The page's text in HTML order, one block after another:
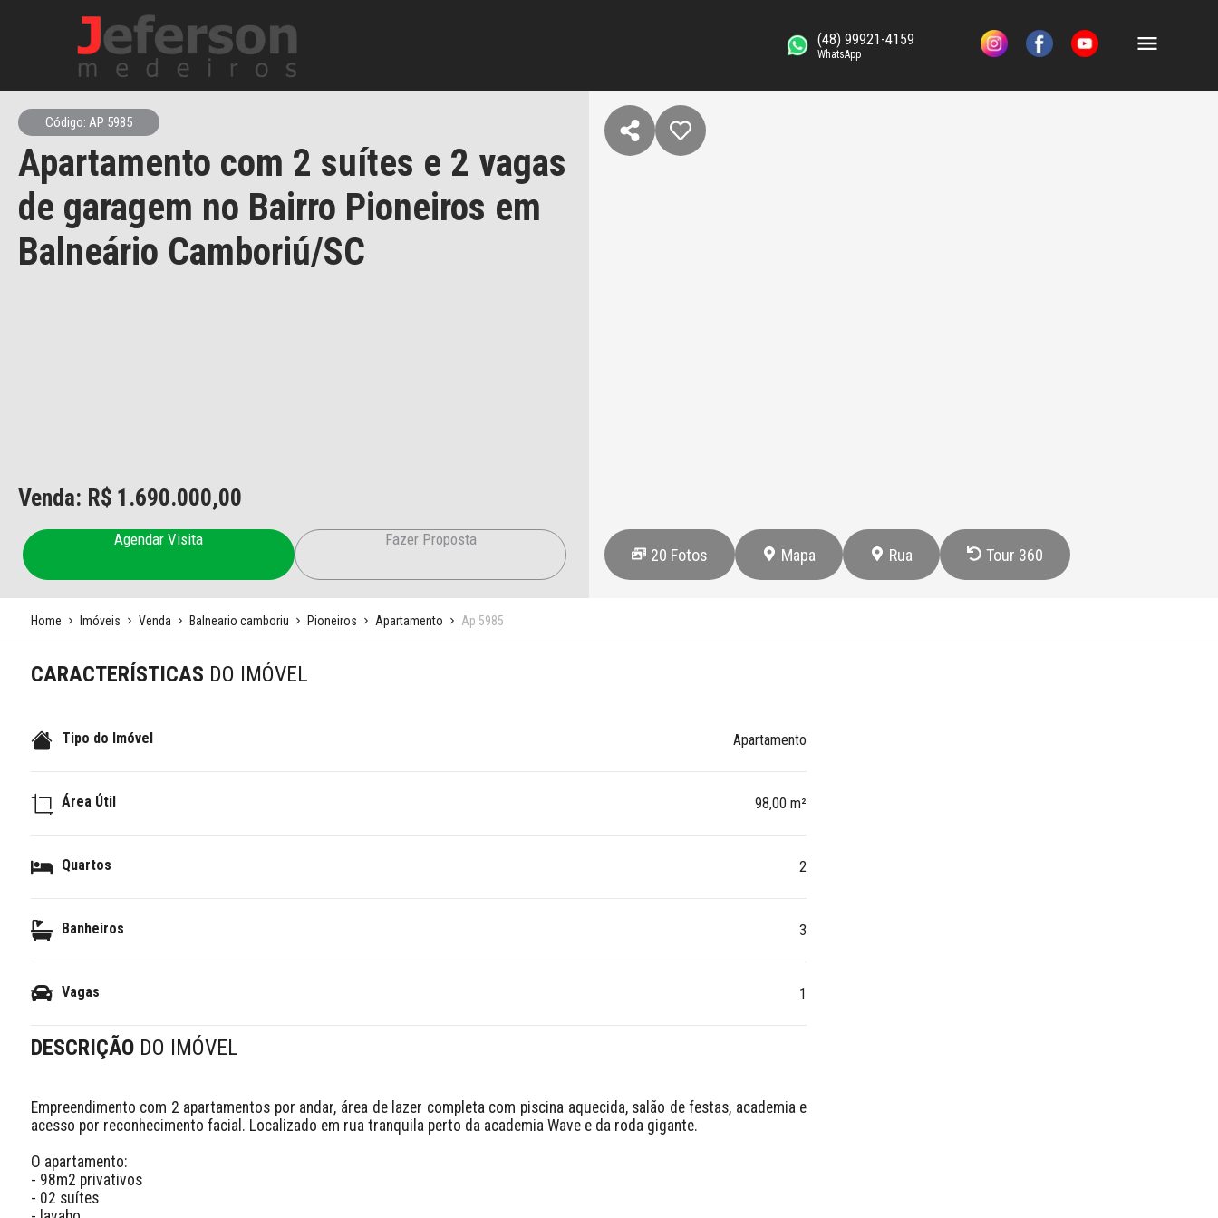
(48) 99921-4159
WhatsApp
Código: AP 5985
Apartamento com 2 suítes e 2 vagas
de garagem no Bairro Pioneiros em
Balneário Camboriú/SC
Venda: R$ 1.690.000,00
Agendar Visita Fazer Proposta
20 Fotos Mapa Rua Tour 360
Home Imóveis Venda Balneario camboriu Pioneiros Apartamento Ap 5985
CARACTERÍSTICAS DO IMÓVEL
Tipo do Imóvel Apartamento
Área Útil 98,00 m²
Quartos 2
Banheiros 3
Vagas 1
DESCRIÇÃO DO IMÓVEL
Empreendimento com 2 apartamentos por andar, área de lazer completa com piscina aquecida, salão de festas, academia e
acesso por reconhecimento facial. Localizado em rua tranquila perto da academia Wave e da roda gigante.
O apartamento:
- 98m2 privativos
- 02 suítes